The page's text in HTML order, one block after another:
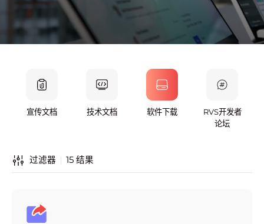
宣传文档 技术文档 软件下载
RVS开发者
论坛
过滤器 15结果